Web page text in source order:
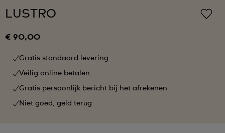
LUSTRO
€ 90,00
Gratis standaard levering
Veilig online betalen
Gratis persoonlijk bericht bij het afrekenen
Niet goed, geld terug